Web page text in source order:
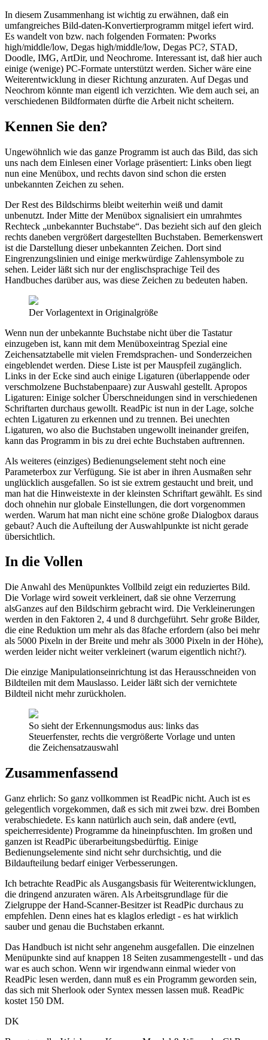
In diesem Zusammenhang ist wichtig zu erwähnen, daß ein
umfangreiches Bild-daten-Konvertierprogramm mitgel iefert wird.
Es wandelt von bzw. nach folgenden Formaten: Pworks
high/middle/low, Degas high/middle/low, Degas PC?, STAD,
Doodle, IMG, ArtDir, und Neochrome. Interessant ist, daß hier auch
einige (wenige) PC-Formate unterstützt werden. Sicher wäre eine
Weiterentwicklung in dieser Richtung anzuraten. Auf Degas und
Neochrom könnte man eigentl ich verzichten. Wie dem auch sei, an
verschiedenen Bildformaten dürfte die Arbeit nicht scheitern.
Kennen Sie den?
Ungewöhnlich wie das ganze Programm ist auch das Bild, das sich
uns nach dem Einlesen einer Vorlage präsentiert: Links oben liegt
nun eine Menübox, und rechts davon sind schon die ersten
unbekannten Zeichen zu sehen.
Der Rest des Bildschirms bleibt weiterhin weiß und damit
unbenutzt. Inder Mitte der Menübox signalisiert ein umrahmtes
Rechteck „unbekannter Buchstabe“. Das bezieht sich auf den gleich
rechts daneben vergrößert dargestellten Buchstaben. Bemerkenswert
ist die Darstellung dieser unbekannten Zeichen. Dort sind
Eingrenzungslinien und einige merkwürdige Zahlensymbole zu
sehen. Leider läßt sich nur der englischsprachige Teil des
Handbuches darüber aus, was diese Zeichen zu bedeuten haben.
Der Vorlagentext in Originalgröße
Wenn nun der unbekannte Buchstabe nicht über die Tastatur
einzugeben ist, kann mit dem Menüboxeintrag Spezial eine
Zeichensatztabelle mit vielen Fremdsprachen- und Sonderzeichen
eingeblendet werden. Diese Liste ist per Mauspfeil zugänglich.
Links in der Ecke sind auch einige Ligaturen (überlappende oder
verschmolzene Buchstabenpaare) zur Auswahl gestellt. Apropos
Ligaturen: Einige solcher Überschneidungen sind in verschiedenen
Schriftarten durchaus gewollt. ReadPic ist nun in der Lage, solche
echten Ligaturen zu erkennen und zu trennen. Bei unechten
Ligaturen, wo also die Buchstaben ungewollt ineinander greifen,
kann das Programm in bis zu drei echte Buchstaben auftrennen.
Als weiteres (einziges) Bedienungselement steht noch eine
Parameterbox zur Verfügung. Sie ist aber in ihren Ausmaßen sehr
unglücklich ausgefallen. So ist sie extrem gestaucht und breit, und
man hat die Hinweistexte in der kleinsten Schriftart gewählt. Es sind
doch ohnehin nur globale Einstellungen, die dort vorgenommen
werden. Warum hat man nicht eine schöne große Dialogbox daraus
gebaut? Auch die Aufteilung der Auswahlpunkte ist nicht gerade
übersichtlich.
In die Vollen
Die Anwahl des Menüpunktes Vollbild zeigt ein reduziertes Bild.
Die Vorlage wird soweit verkleinert, daß sie ohne Verzerrung
alsGanzes auf den Bildschirm gebracht wird. Die Verkleinerungen
werden in den Faktoren 2, 4 und 8 durchgeführt. Sehr große Bilder,
die eine Reduktion um mehr als das 8fache erfordern (also bei mehr
als 5000 Pixeln in der Breite und mehr als 3000 Pixeln in der Höhe),
werden leider nicht weiter verkleinert (warum eigentlich nicht?).
Die einzige Manipulationseinrichtung ist das Herausschneiden von
Bildteilen mit dem Mauslasso. Leider läßt sich der vernichtete
Bildteil nicht mehr zurückholen.
So sieht der Erkennungsmodus aus: links das
Steuerfenster, rechts die vergrößerte Vorlage und unten
die Zeichensatzauswahl
Zusammenfassend
Ganz ehrlich: So ganz vollkommen ist ReadPic nicht. Auch ist es
gelegentlich vorgekommen, daß es sich mit zwei bzw. drei Bomben
verabschiedete. Es kann natürlich auch sein, daß andere (evtl,
speicherresidente) Programme da hineinpfuschten. Im großen und
ganzen ist ReadPic überarbeitungsbedürftig. Einige
Bedienungselemente sind nicht sehr durchsichtig, und die
Bildaufteilung bedarf einiger Verbesserungen.
Ich betrachte ReadPic als Ausgangsbasis für Weiterentwicklungen,
die dringend anzuraten wären. Als Arbeitsgrundlage für die
Zielgruppe der Hand-Scanner-Besitzer ist ReadPic durchaus zu
empfehlen. Denn eines hat es klaglos erledigt - es hat wirklich
sauber und genau die Buchstaben erkannt.
Das Handbuch ist nicht sehr angenehm ausgefallen. Die einzelnen
Menüpunkte sind auf knappen 18 Seiten zusammengestellt - und das
war es auch schon. Wenn wir irgendwann einmal wieder von
ReadPic lesen werden, dann muß es ein Programm geworden sein,
das sich mit Sherlook oder Syntex messen lassen muß. ReadPic
kostet 150 DM.
DK